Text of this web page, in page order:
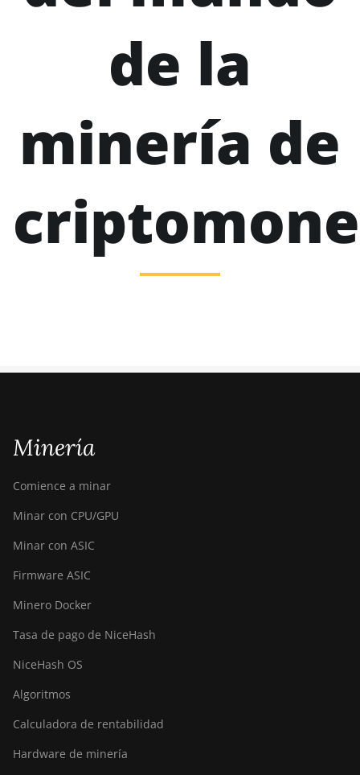
de la
minería de
Minería
Comience a minar
Minar con CPU/GPU
Minar con ASIC
Firmware ASIC
Minero Docker
Tasa de pago de NiceHash
NiceHash OS
Algoritmos
Calculadora de rentabilidad
Hardware de minería